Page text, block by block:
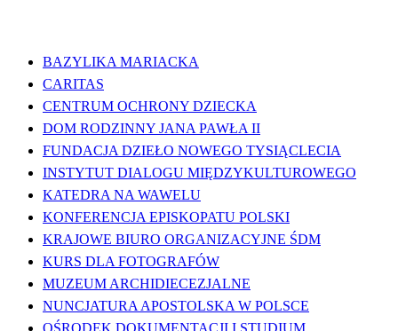
BAZYLIKA MARIACKA
CARITAS
CENTRUM OCHRONY DZIECKA
DOM RODZINNY JANA PAWŁA II
FUNDACJA DZIEŁO NOWEGO TYSIĄCLECIA
INSTYTUT DIALOGU MIĘDZYKULTUROWEGO
KATEDRA NA WAWELU
KONFERENCJA EPISKOPATU POLSKI
KRAJOWE BIURO ORGANIZACYJNE ŚDM
KURS DLA FOTOGRAFÓW
MUZEUM ARCHIDIECEZJALNE
NUNCJATURA APOSTOLSKA W POLSCE
OŚRODEK DOKUMENTACJI I STUDIUM